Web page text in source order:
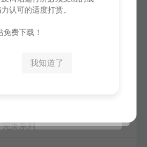
完美系列
认可的适度打赏。
费下载！
我知道了